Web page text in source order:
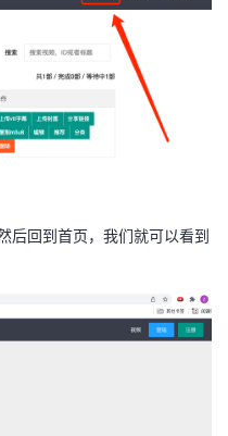
后回到首页，我们就可以看到